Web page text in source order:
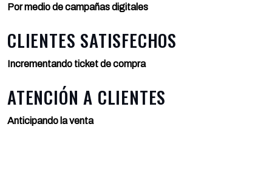
Por medio de campañas digitales
CLIENTES SATISFECHOS
Incrementando ticket de compra
ATENCIÓN A CLIENTES
Anticipando la venta